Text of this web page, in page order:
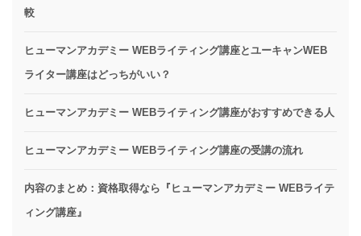
較
ヒューマンアカデミー WEBライティング講座とユーキャンWEB
ライター講座はどっちがいい？
ヒューマンアカデミー WEBライティング講座がおすすめできる人
ヒューマンアカデミー WEBライティング講座の受講の流れ
内容のまとめ：資格取得なら『ヒューマンアカデミー WEBライテ
ィング講座』